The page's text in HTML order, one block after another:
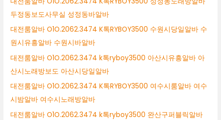
두정동보도사무실 성정동바알바
대전룸알바 O1O.2062.3474 K톡RYBOY3500 수원시당일알바 수
원시유흥알바 수원시바알바
대전룸알바 O1O.2062.3474 k톡ryboy3500 아산시유흥알바 아
산시노래방보도 아산시당일알바
대전룸알바 O1O.2062.3474 K톡RYBOY3500 여수시룸알바 여수
시밤알바 여수시노래방알바
대전룸알바 O1O.2062.3474 k톡ryboy3500 완산구퍼블릭알바